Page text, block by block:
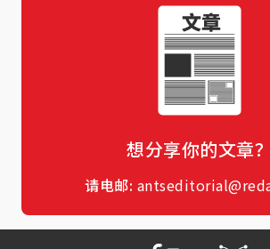
想分享你的文章？
请电邮: